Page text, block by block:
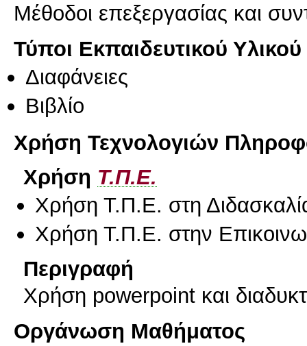
Mέθοδοι επεξεργασίας και
Τύποι Εκπαιδευτικού Υλικού
Διαφάνειες
Βιβλίο
Χρήση Τεχνολογιών
Χρήση Τ.Π.Ε.
Χρήση Τ.Π.Ε. στη
Χρήση Τ.Π.Ε. στην
Περιγραφή
Χρήση powerpoint και
Οργάνωση Μαθήματος